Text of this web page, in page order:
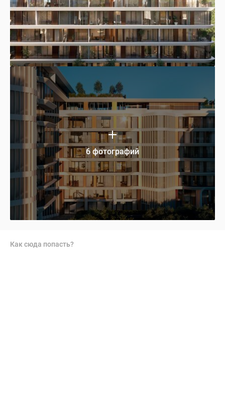
6 фотографий
Как сюда попасть?